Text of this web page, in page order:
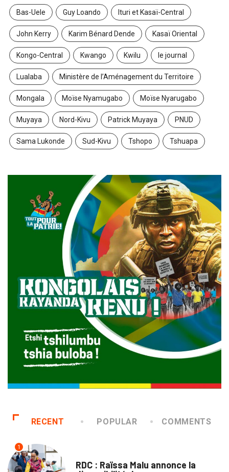
Bas-Uele Guy Loando Ituri et Kasaï-Central
John Kerry Karim Bénard Dende Kasaï Oriental
Kongo-Central Kwango Kwilu le journal
Lualaba Ministère de l’Aménagement du Territoire
Mongala Moïse Nyamugabo Moïse Nyarugabo
Muyaya Nord-Kivu Patrick Muyaya PNUD
Sama Lukonde Sud-Kivu Tshopo Tshuapa
RECENT POPULAR COMMENTS
1
RDC : Raïssa Malu annonce la